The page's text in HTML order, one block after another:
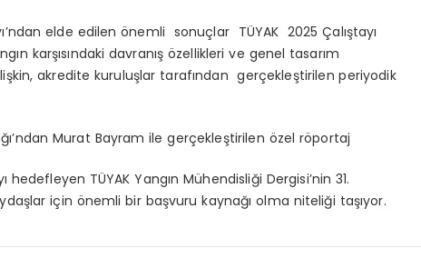
’ndan elde edilen önemli sonuçlar TÜYAK 2025 Çalıştayı
karşısındaki davranış özellikleri ve genel tasarım
akredite kuruluşlar tarafından gerçekleştirilen periyodik
’ndan Murat Bayram ile gerçekleştirilen özel röportaj
hedefleyen TÜYAK Yangın Mühendisliği Dergisi’nin 31.
için önemli bir başvuru kaynağı olma niteliği taşıyor.